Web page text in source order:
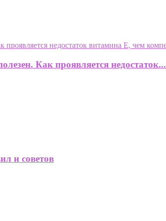
Как проявляется недостаток...
и советов